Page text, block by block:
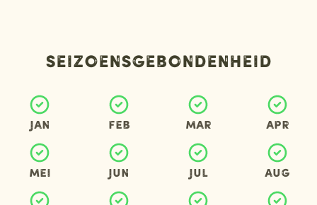
Seizoensgebondenheid
Jan Feb Mar Apr
Mei Jun Jul Aug